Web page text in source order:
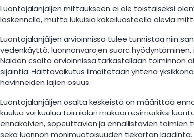
Luontojalanjäljen mittaukseen ei ole toistaiseksi
laskennalle, mutta lukuisia kokeiluasteella olevia
Luontojalanjäljen arvioinnissa tulee tunnistaa niin
vedenkäyttö, luonnonvarojen suora
Näiden osalta arvioinnissa tarkastellaan toiminnon
sijaintia. Haittavaikutus ilmoitetaan yhtenä
hävinneiden lajien osuus.
Luontojalanjäljen osalta keskeistä on määrittää
kuulua voi kuulua toimialan mukaan esimerkiksi
ennakoivien, sopeuttavien ja ennallistavien
sekä luonnon monimuotoisuuden tiekartan laadinta.